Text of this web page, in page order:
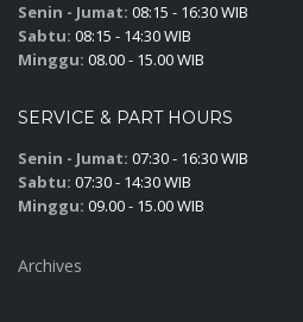
Senin - Jumat: 08:15 - 16:30 WIB
Sabtu: 08:15 - 14:30 WIB
Minggu: 08.00 - 15.00 WIB
SERVICE & PART HOURS
Senin - Jumat: 07:30 - 16:30 WIB
Sabtu: 07:30 - 14:30 WIB
Minggu: 09.00 - 15.00 WIB
Archives